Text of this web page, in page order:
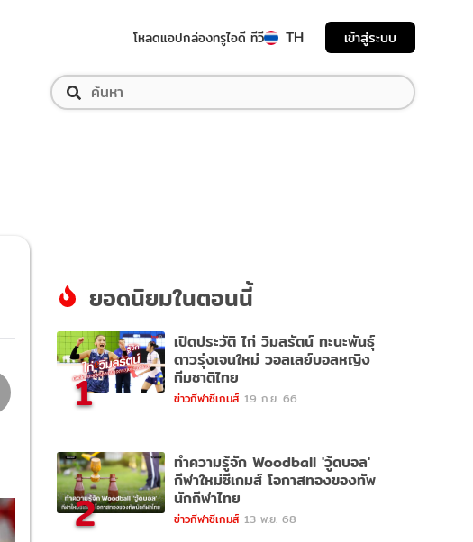
โหลดแอปกล่องทรูไอดี ทีวี TH เข้าสู่ระบบ
ยอดนิยมในตอนนี้
1
เปิดประวัติ ไก่ วิมลรัตน์ ทะนะพันธุ์
ดาวรุ่งเจนใหม่ วอลเลย์บอลหญิง
ทีมชาติไทย
ข่าวกีฬาซีเกมส์ 19 ก.ย. 66
2
ทำความรู้จัก Woodball 'วู้ดบอล'
กีฬาใหม่ซีเกมส์ โอกาสทองของทัพ
นักกีฬาไทย
ข่าวกีฬาซีเกมส์ 13 พ.ย. 68